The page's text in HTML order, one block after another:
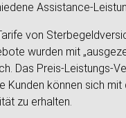
Assistance-
von
wurden mit
Das Preis-Leistungs-
können sich
zu erhalten.